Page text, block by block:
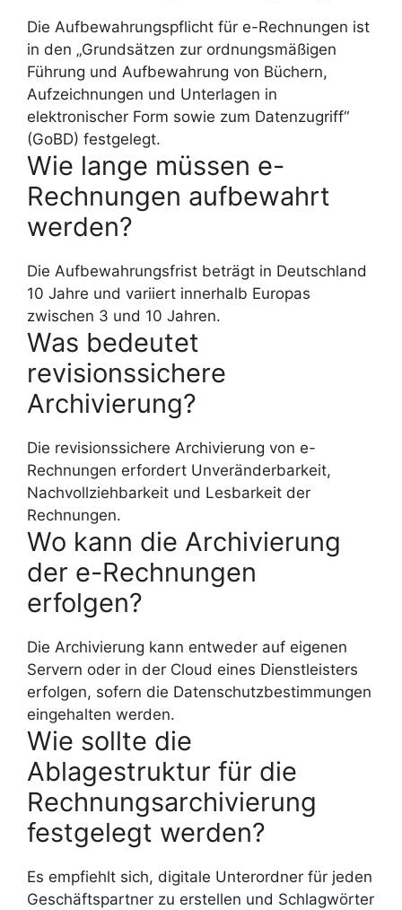
Die Aufbewahrungspflicht für e-Rechnungen ist
in den „Grundsätzen zur ordnungsmäßigen
Führung und Aufbewahrung von Büchern,
Aufzeichnungen und Unterlagen in
elektronischer Form sowie zum Datenzugriff“
(GoBD) festgelegt.
Wie lange müssen e-
Rechnungen aufbewahrt
werden?
Die Aufbewahrungsfrist beträgt in Deutschland
10 Jahre und variiert innerhalb Europas
zwischen 3 und 10 Jahren.
Was bedeutet
revisionssichere
Archivierung?
Die revisionssichere Archivierung von e-
Rechnungen erfordert Unveränderbarkeit,
Nachvollziehbarkeit und Lesbarkeit der
Rechnungen.
Wo kann die Archivierung
der e-Rechnungen
erfolgen?
Die Archivierung kann entweder auf eigenen
Servern oder in der Cloud eines Dienstleisters
erfolgen, sofern die Datenschutzbestimmungen
eingehalten werden.
Wie sollte die
Ablagestruktur für die
Rechnungsarchivierung
festgelegt werden?
Es empfiehlt sich, digitale Unterordner für jeden
Geschäftspartner zu erstellen und Schlagwörter